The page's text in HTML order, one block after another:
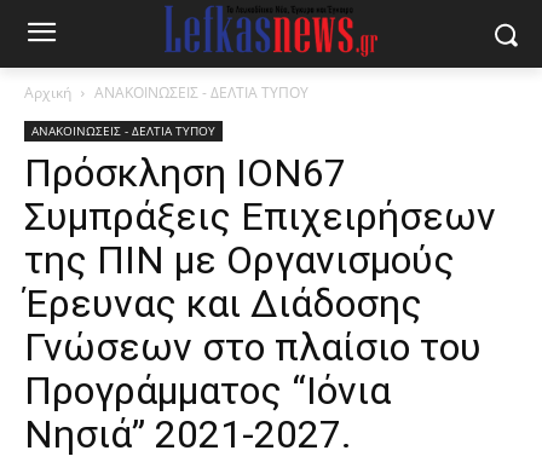
Αρχική ΑΝΑΚΟΙΝΩΣΕΙΣ - ΔΕΛΤΙΑ ΤΥΠΟΥ
ΑΝΑΚΟΙΝΩΣΕΙΣ - ΔΕΛΤΙΑ ΤΥΠΟΥ
Πρόσκληση ΙΟΝ67
Συμπράξεις Επιχειρήσεων
της ΠΙΝ με Οργανισμούς
Έρευνας και Διάδοσης
Γνώσεων στο πλαίσιο του
Προγράμματος “Ιόνια
Νησιά” 2021-2027.